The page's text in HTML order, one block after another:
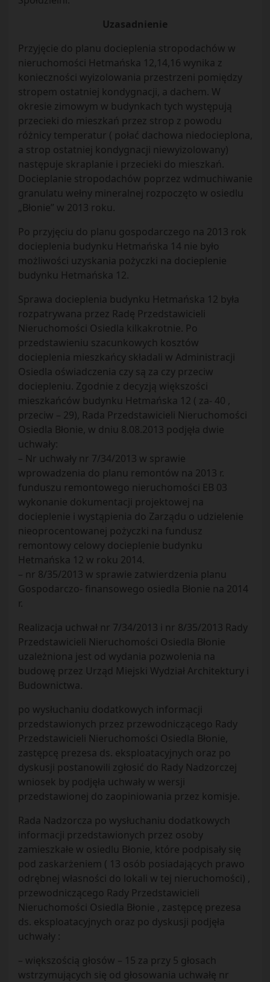
Uzasadnienie
Przyjęcie do planu docieplenia stropodachów w
nieruchomości Hetmańska 12,14,16 wynika z
konieczności wyizolowania przestrzeni pomiędzy
stropem ostatniej kondygnacji, a dachem. W
okresie zimowym w budynkach tych występują
przecieki do mieszkań przez strop z powodu
różnicy temperatur ( połać dachowa niedocieplona,
a strop ostatniej kondygnacji niewyizolowany)
następuje skraplanie i przecieki do mieszkań.
Docieplanie stropodachów poprzez wdmuchiwanie
granulatu wełny mineralnej rozpoczęto w osiedlu
„Błonie” w 2013 roku.
Po przyjęciu do planu gospodarczego na 2013 rok
docieplenia budynku Hetmańska 14 nie było
możliwości uzyskania pożyczki na docieplenie
budynku Hetmańska 12.
Sprawa docieplenia budynku Hetmańska 12 była
rozpatrywana przez Radę Przedstawicieli
Nieruchomości Osiedla kilkakrotnie. Po
przedstawieniu szacunkowych kosztów
docieplenia mieszkańcy składali w Administracji
Osiedla oświadczenia czy są za czy przeciw
dociepleniu. Zgodnie z decyzją większości
mieszkańców budynku Hetmańska 12 ( za- 40 ,
przeciw – 29), Rada Przedstawicieli Nieruchomości
Osiedla Błonie, w dniu 8.08.2013 podjęła dwie
uchwały:
– Nr uchwały nr 7/34/2013 w sprawie
wprowadzenia do planu remontów na 2013 r.
funduszu remontowego nieruchomości EB 03
wykonanie dokumentacji projektowej na
docieplenie i wystąpienia do Zarządu o udzielenie
nieoprocentowanej pożyczki na fundusz
remontowy celowy docieplenie budynku
Hetmańska 12 w roku 2014.
– nr 8/35/2013 w sprawie zatwierdzenia planu
Gospodarczo- finansowego osiedla Błonie na 2014
r.
Realizacja uchwał nr 7/34/2013 i nr 8/35/2013 Rady
Przedstawicieli Nieruchomości Osiedla Błonie
uzależniona jest od wydania pozwolenia na
budowę przez Urząd Miejski Wydział Architektury i
Budownictwa.
po wysłuchaniu dodatkowych informacji
przedstawionych przez przewodniczącego Rady
Przedstawicieli Nieruchomości Osiedla Błonie,
zastępcę prezesa ds. eksploatacyjnych oraz po
dyskusji postanowili zgłosić do Rady Nadzorczej
wniosek by podjęła uchwały w wersji
przedstawionej do zaopiniowania przez komisje.
Rada Nadzorcza po wysłuchaniu dodatkowych
informacji przedstawionych przez osoby
zamieszkałe w osiedlu Błonie, które podpisały się
pod zaskarżeniem ( 13 osób posiadających prawo
odrębnej własności do lokali w tej nieruchomości) ,
przewodniczącego Rady Przedstawicieli
Nieruchomości Osiedla Błonie , zastępcę prezesa
ds. eksploatacyjnych oraz po dyskusji podjęła
uchwały :
– większością głosów – 15 za przy 5 głosach
wstrzymujących się od głosowania uchwałę nr